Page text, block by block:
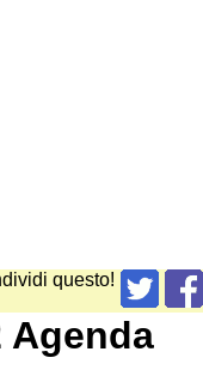
questo!
Agenda